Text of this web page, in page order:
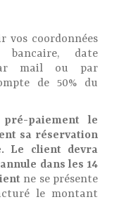
vos coordonnées
date
mail ou par
de 50% du
paiement le
sa réservation
Le client devra
dans les 14
ne se présente
le montant